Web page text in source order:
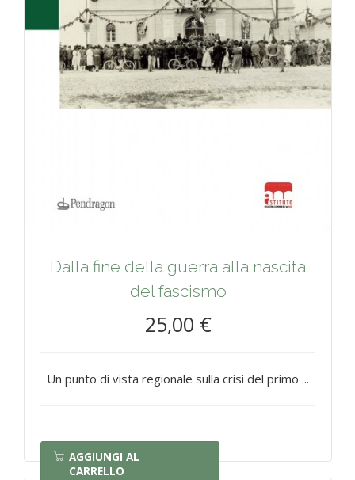
Dalla fine della guerra alla nascita
del fascismo
25,00 €
Un punto di vista regionale sulla crisi del primo ...
AGGIUNGI AL
CARRELLO